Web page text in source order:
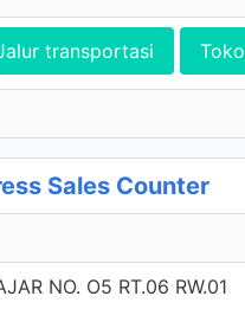
transportasi Toko
Sales Counter
NO. O5 RT.06 RW.01